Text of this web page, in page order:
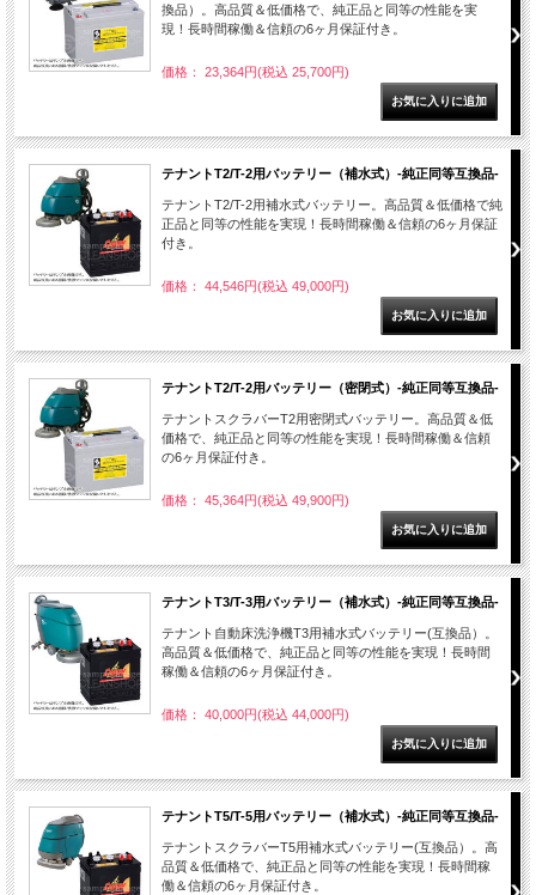
換品）。高品質＆低価格で、純正品と同等の性能を実
現！長時間稼働＆信頼の6ヶ月保証付き。
価格： 23,364円(税込 25,700円)
テナントT2/T-2用バッテリー（補水式）-純正同等互換品-
テナントT2/T-2用補水式バッテリー。高品質＆低価格で純
正品と同等の性能を実現！長時間稼働＆信頼の6ヶ月保証
付き。
価格： 44,546円(税込 49,000円)
テナントT2/T-2用バッテリー（密閉式）-純正同等互換品-
テナントスクラバーT2用密閉式バッテリー。高品質＆低
価格で、純正品と同等の性能を実現！長時間稼働＆信頼
の6ヶ月保証付き。
価格： 45,364円(税込 49,900円)
テナントT3/T-3用バッテリー（補水式）-純正同等互換品-
テナント自動床洗浄機T3用補水式バッテリー(互換品）。
高品質＆低価格で、純正品と同等の性能を実現！長時間
稼働＆信頼の6ヶ月保証付き。
価格： 40,000円(税込 44,000円)
テナントT5/T-5用バッテリー（補水式）-純正同等互換品-
テナントスクラバーT5用補水式バッテリー(互換品）。高
品質＆低価格で、純正品と同等の性能を実現！長時間稼
働＆信頼の6ヶ月保証付き。